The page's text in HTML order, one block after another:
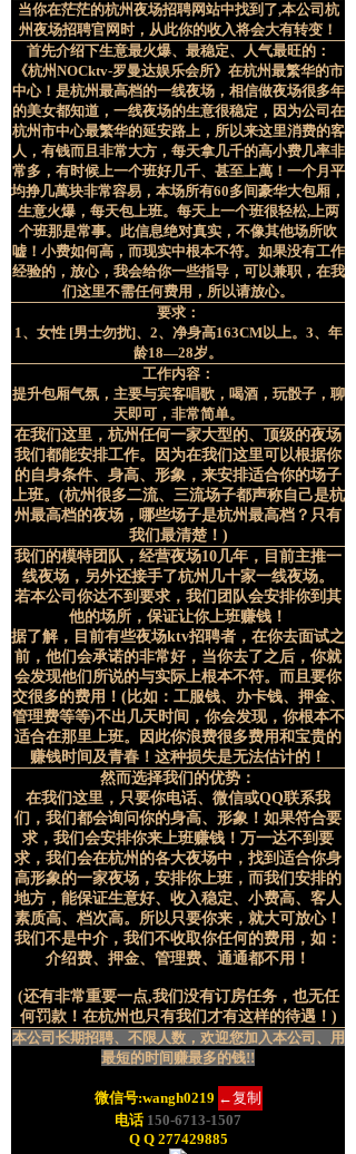
当你在茫茫的杭州夜场招聘网站中找到了,本公司 杭
州夜场招聘官网时，从此你的收入将会大有转变！
首先介绍下生意最火爆、最稳定、人气最旺的：
《杭州NOCktv-罗曼达娱乐会所》在杭州最繁华的市
中心！是杭州最高档的一线夜场，相信做夜场很多年
的美女都知道，一线夜场的生意很稳定，因为公司在
杭州市中心最繁华的延安路上，所以来这里消费的客
人，有钱而且非常大方，每天拿几千的高小费几率非
常多，有时候上一个班好几千、甚至上萬！一个月平
均挣几萬块非常容易，本场所有60多间豪华大包厢，
生意火爆，每天包上班。每天上一个班很轻松,上两
个班那是常事。此信息绝对真实，不像其他场所吹
嘘！小费如何高，而现实中根本不符。如果没有工作
经验的，放心，我会给你一些指导，可以兼职，在我
们这里不需任何费用，所以请放心。
要求：
1、女性 [男士勿扰]、 2、净身高163CM以上。 3、年
龄18—28岁。
工作内容：
提升包厢气氛，主要与宾客唱歌，喝酒，玩骰子，聊
天即可，非常简单。
在我们这里，杭州任何一家大型的、顶级的夜场
我们都能安排工作。因为在我们这里可以根据你
的自身条件、身高、形象，来安排适合你的场子
上班。(杭州很多二流、三流场子都声称自己是杭
州最高档的夜场，哪些场子是杭州最高档？只有
我们最清楚！)
我们的模特团队，经营夜场10几年，目前主推一
线夜场，另外还接手了杭州几十家一线夜场。
若本公司你达不到要求，我们团队会安排你到其
他的场所，保证让你上班赚钱！
据了解，目前有些夜场ktv招聘者，在你去面试之
前，他们会承诺的非常好，当你去了之后，你就
会发现他们所说的与实际上根本不符。而且要你
交很多的费用！(比如：工服钱、办卡钱、押金、
管理费等等)不出几天时间，你会发现，你根本不
适合在那里上班。因此你浪费很多费用和宝贵的
赚钱时间及青春！这种损失是无法估计的！
然而选择我们的优势：
在我们这里，只要你电话、微信或QQ联系我
们，我们都会询问你的身高、形象！如果符合要
求，我们会安排你来上班赚钱！万一达不到要
求，我们会在杭州的各大夜场中，找到适合你身
高形象的一家夜场，安排你上班，而我们安排的
地方，能保证生意好、收入稳定、小费高、客人
素质高、档次高。所以只要你来，就大可放心！
我们不是中介，我们不收取你任何的费用，如：
介绍费、押金、管理费、通通都不用！
(还有非常重要一点,我们没有订房任务，也无任
何罚款！在杭州也只有我们才有这样的待遇！)
本公司长期招聘、不限人数，欢迎您加入本公司、用
最短的时间赚最多的钱!!
微信号:wangh0219 ←复制
电话 150-6713-1507
Q Q 277429885